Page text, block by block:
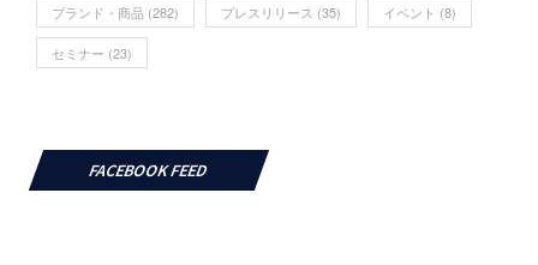
ブランド・商品 (282) プレスリリース (35) イベント (8)
セミナー (23)
FACEBOOK FEED